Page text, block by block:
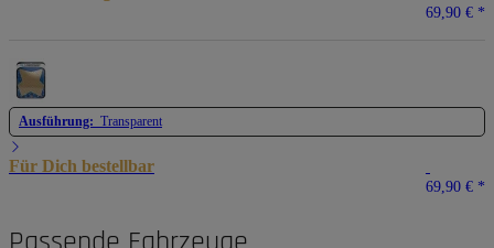
69,90 € *
Ausführung: Transparent
Für Dich bestellbar
69,90 € *